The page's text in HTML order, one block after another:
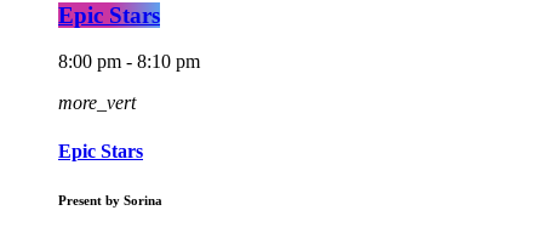
Epic Stars
8:00 pm - 8:10 pm
more_vert
Epic Stars
Present by Sorina